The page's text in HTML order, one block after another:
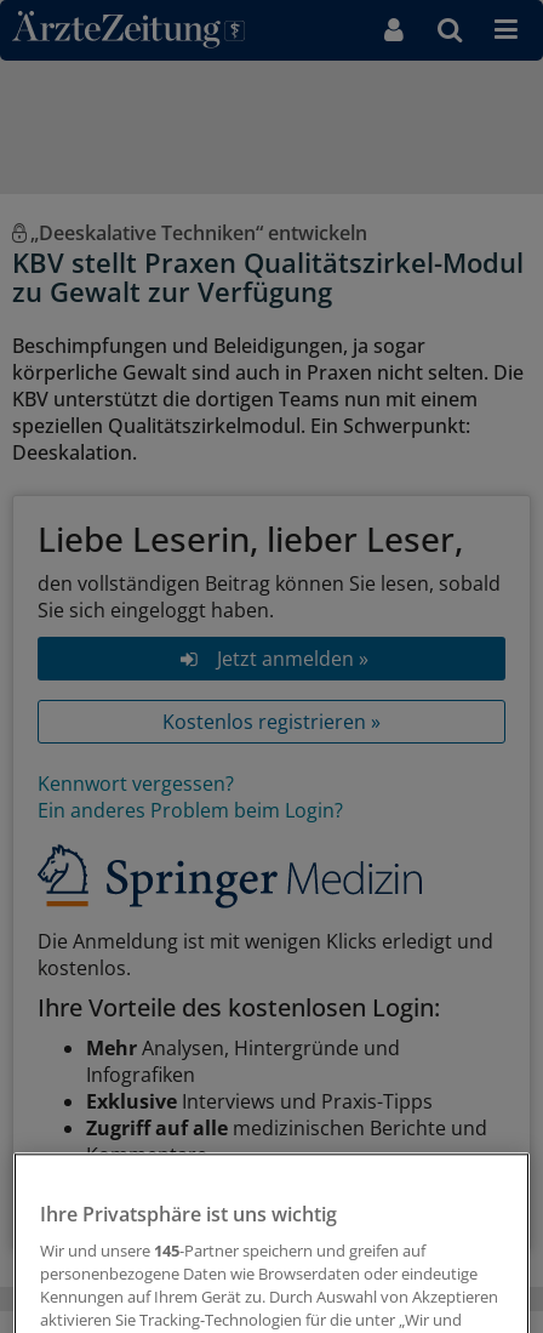
Direkt zum Inhaltsbereich
„Deeskalative Techniken“ entwickeln
KBV stellt Praxen Qualitätszirkel-Modul
zu Gewalt zur Verfügung
Beschimpfungen und Beleidigungen, ja sogar
körperliche Gewalt sind auch in Praxen nicht selten. Die
KBV unterstützt die dortigen Teams nun mit einem
speziellen Qualitätszirkelmodul. Ein Schwerpunkt:
Deeskalation.
Liebe Leserin, lieber Leser,
den vollständigen Beitrag können Sie lesen, sobald
Sie sich eingeloggt haben.
Jetzt anmelden »
Kostenlos registrieren »
Kennwort vergessen?
Ein anderes Problem beim Login?
Die Anmeldung ist mit wenigen Klicks erledigt und
kostenlos.
Ihre Vorteile des kostenlosen Login:
MehrAnalysen, Hintergründe und
Infografiken
Exklusive Interviews und Praxis-Tipps
Zugriff auf alle medizinischen Berichte und
Kommentare
Voraussetzungen für den Zugang
Ihre Privatsphäre ist uns wichtig
Wir und unsere 145-Partner speichern und greifen auf
personenbezogene Daten wie Browserdaten oder eindeutige
Kennungen auf Ihrem Gerät zu. Durch Auswahl von Akzeptieren
aktivieren Sie Tracking-Technologien für die unter „Wir und